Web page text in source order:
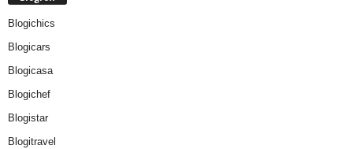
Blogichics
Blogicars
Blogicasa
Blogichef
Blogistar
Blogitravel